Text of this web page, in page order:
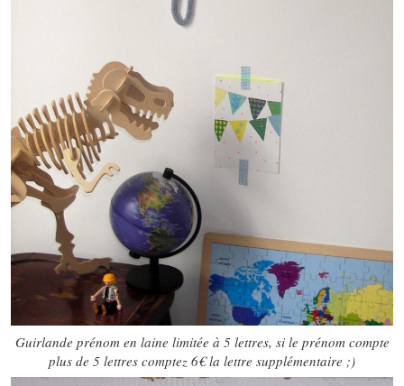
Guirlande prénom en laine limitée à 5 lettres, si le prénom compte
plus de 5 lettres comptez 6€ la lettre supplémentaire ;)